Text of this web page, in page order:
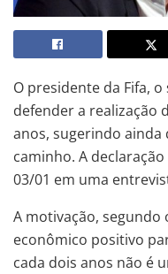
O presidente da Fifa,
defender a realização
anos, sugerindo ainda
caminho. A
03/01 em uma
A motivação,
econômico positivo
cada dois anos não é